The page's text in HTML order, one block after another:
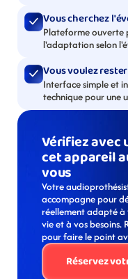
Vous cherchez
Plateforme ouverte
l'adaptation selon
Vous voulez
Interface simple et
technique pour une
Vérifiez avec
cet appareil
vous
Votre
accompagne pour
réellement adapté
vie et à vos besoins.
pour faire le point
Réservez